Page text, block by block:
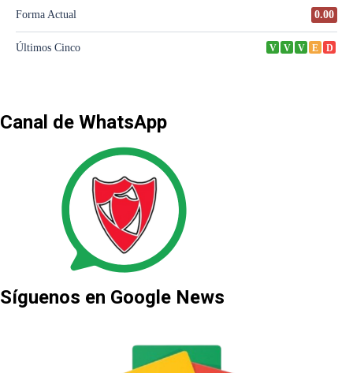
Canal de WhatsApp
Síguenos en Google News